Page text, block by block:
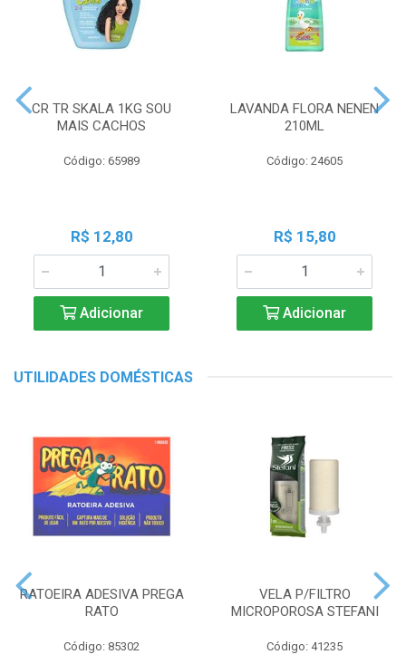
CR TR SKALA 1KG SOU
MAIS CACHOS
Código: 65989
R$ 12,80
Adicionar
LAVANDA FLORA NENEN
210ML
Código: 24605
R$ 15,80
Adicionar
UTILIDADES DOMÉSTICAS
RATOEIRA ADESIVA PREGA
RATO
Código: 85302
VELA P/FILTRO
MICROPOROSA STEFANI
Código: 41235